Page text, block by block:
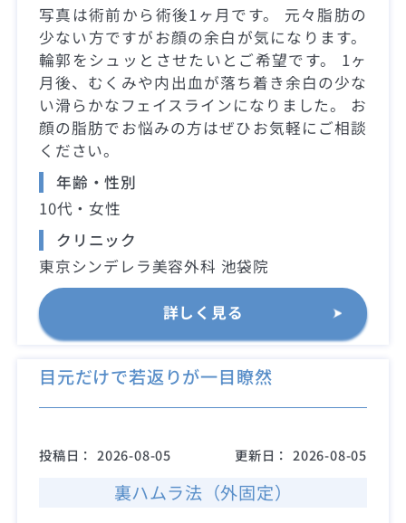
写真は術前から術後1ヶ月です。 元々脂肪の
少ない方ですがお顔の余白が気になります。
輪郭をシュッとさせたいとご希望です。 1ヶ
月後、むくみや内出血が落ち着き余白の少な
い滑らかなフェイスラインになりました。 お
顔の脂肪でお悩みの方はぜひお気軽にご相談
ください。
年齢・性別
10代・女性
クリニック
東京シンデレラ美容外科 池袋院
詳しく見る
目元だけで若返りが一目瞭然
投稿日： 2026-08-05 更新日： 2026-08-05
裏ハムラ法（外固定）